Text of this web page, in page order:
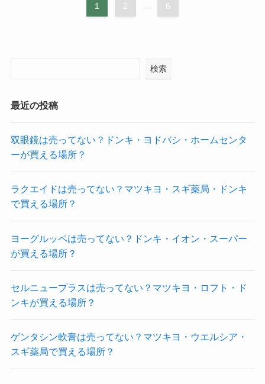
1 2 ... 6
検索
最近の投稿
双眼鏡は売ってない？ドンキ・ヨドバシ・ホームセンタ
ーが買える場所？
ラクエイドは売ってない？マツキヨ・スギ薬局・ドンキ
で買える場所？
ヨーグルッペは売ってない？ドンキ・イオン・スーパー
が買える場所？
セルニュープラスは売ってない？マツキヨ・ロフト・ド
ンキが買える場所？
ゲンタシン軟膏は売ってない？マツキヨ・ウエルシア・
スギ薬局で買える場所？